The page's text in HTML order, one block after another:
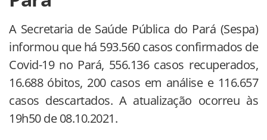
A Secretaria de Saúde Pública do Pará (Sespa)
informou que há 593.560 casos confirmados de
Covid-19 no Pará, 556.136 casos recuperados,
16.688 óbitos, 200 casos em análise e 116.657
casos descartados. A atualização ocorreu às
19h50 de 08.10.2021.